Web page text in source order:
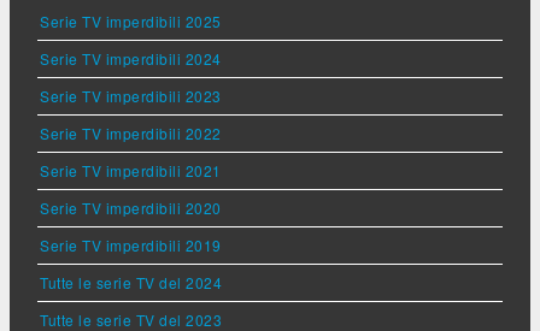
Serie TV imperdibili 2025
Serie TV imperdibili 2024
Serie TV imperdibili 2023
Serie TV imperdibili 2022
Serie TV imperdibili 2021
Serie TV imperdibili 2020
Serie TV imperdibili 2019
Tutte le serie TV del 2024
Tutte le serie TV del 2023